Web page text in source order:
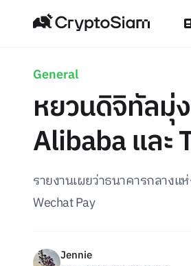
General
หยวนดิจิทัลมุ่
Alibaba และ
รายงานเผยว่าธนาคารกลางแ
Wechat Pay
Jennie